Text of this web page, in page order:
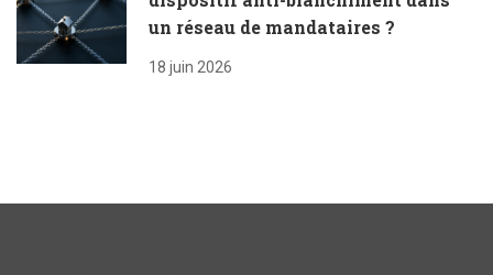
un réseau de mandataires ?
18 juin 2026